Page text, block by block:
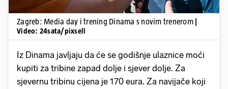
Zagreb: Media day i trening Dinama s novim trenerom
Video: 24sata/pixsell
Iz Dinama javljaju da će se godišnje ulaznice moći
kupiti za tribine zapad dolje i sjever dolje. Za
sjevernu tribinu cijena je 170 eura. Za navijače koji